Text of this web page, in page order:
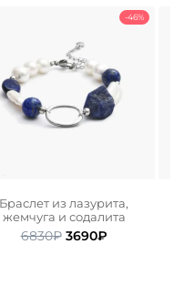
-46%
Браслет из лазурита,
жемчуга и содалита
6830₽ Первоначальная
3690₽Текущая